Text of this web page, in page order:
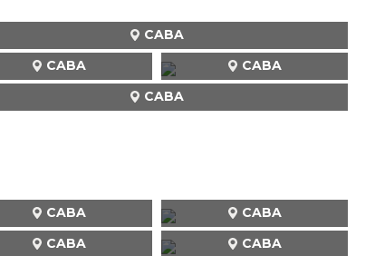
CABA
CABA
CABA
CABA
CABA
CABA
CABA
CABA